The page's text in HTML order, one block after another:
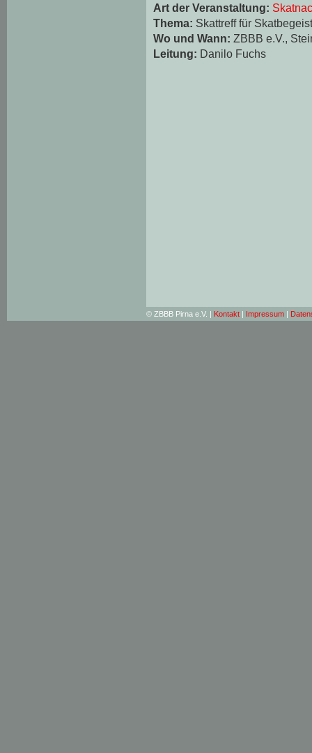
Art der Veranstaltung:
Thema: Skattreff für
Wo und Wann: ZBBB e.V.,
Leitung: Danilo Fuchs
© ZBBB Pirna e.V. | Kontakt | Impressum |